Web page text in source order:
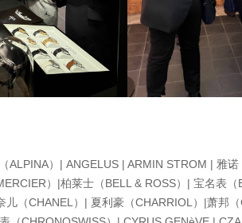
ALPINA）| ANGELUS | ARMIN STROM | 雅
）|柏莱士（BELL & ROSS）| 宝名表
儿（CHANEL）| 夏利豪（CHARRIOL）|萧邦